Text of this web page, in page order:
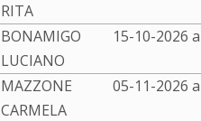
RITA
BONAMIGO
LUCIANO
15-10-2026
MAZZONE
CARMELA
05-11-2026